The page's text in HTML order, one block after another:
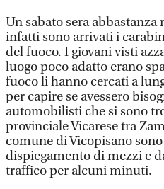
Un sabato sera
infatti sono arrivati i
del fuoco. I giovani visti
luogo poco adatto erano
fuoco li hanno cercati a
per capire se avessero
automobilisti che si sono
provinciale Vicarese tra
comune di Vicopisano
dispiegamento di mezzi e
traffico per alcuni minuti.